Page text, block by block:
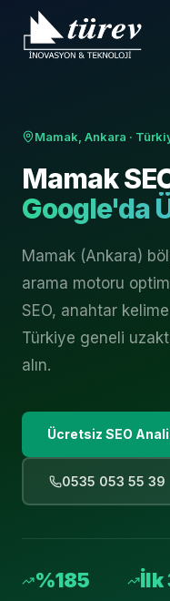
Mamak, Ankara ·
Mamak
Google'da
Mamak (Ankara)
arama motoru
SEO, anahtar
Türkiye geneli
alın.
Ücretsiz SEO
0535 053 55 39
%185 İlk